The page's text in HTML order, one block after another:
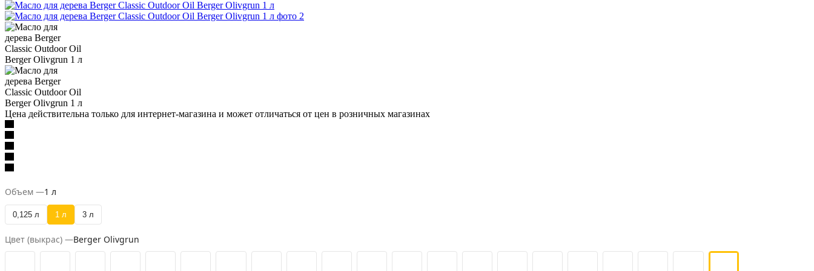
Цена действительна только для интернет-магазина и может отличаться от цен в розничных магазинах
Объем —1 л
0,125 л 1 л 3 л
Цвет (выкрас) —Berger Olivgrun